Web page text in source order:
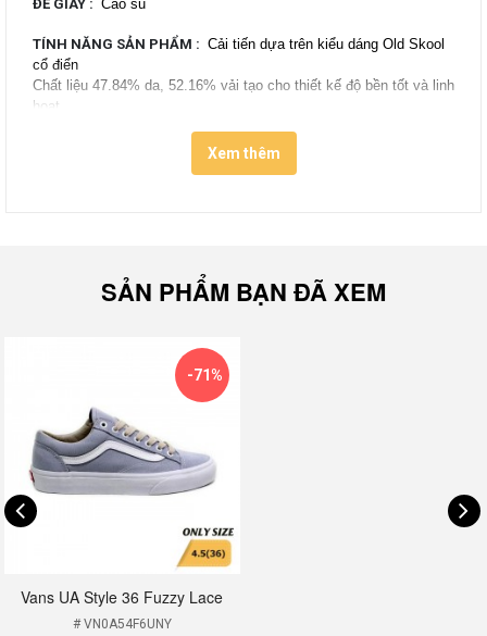
ĐẾ GIÀY : Cao su
TÍNH NĂNG SẢN PHẨM : Cải tiến dựa trên kiểu dáng Old Skool
cổ điển
Chất liệu 47.84% da, 52.16% vải tạo cho thiết kế độ bền tốt và linh
hoạt
Phần foxing đen viền quanh đế giày được loại bỏ, giúp phần đế
Đế giày cao su lưu hóa, hạn chế bị mài mòn đem lại sự bền bỉ lâu
Những thiết kế hiện đại phù hợp với nhiều phong cách
thời trang, Vans đã trở thành thương hiệu hàng đầu
được giới trẻ yêu thích từ trước đến nay. Vans Style 36
Fuzzy Lace quay trở lại đường đua cùng giao diện nổi
bật và ấn tượng hơn bao giờ hết. Cùng Drake VN khám
phá thiết kế nổi bật này qua bài viết dưới đây nhé.
Xem thêm
SẢN PHẨM BẠN ĐÃ XEM
-71%
Vans UA Style 36 Fuzzy Lace
# VN0A54F6UNY